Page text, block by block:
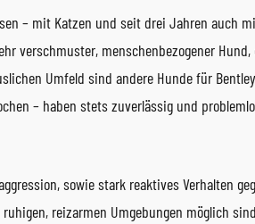
– mit Katzen und seit drei Jahren auch
verschmuster, menschenbezogener Hund,
Umfeld sind andere Hunde für
– haben stets zuverlässig und
sowie stark reaktives Verhalten
reizarmen Umgebungen möglich